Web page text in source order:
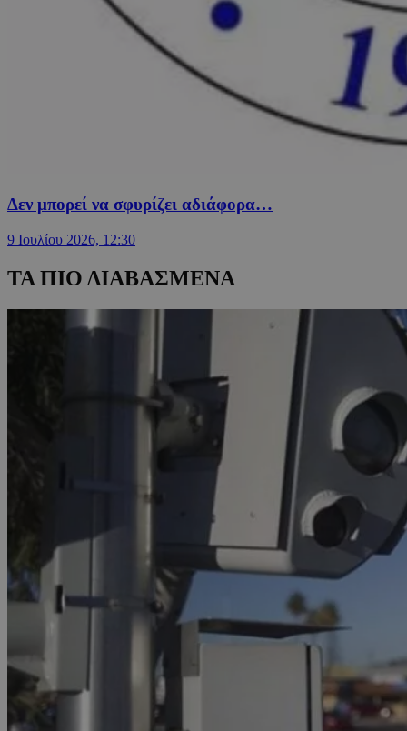
Δεν μπορεί να σφυρίζει αδιάφορα…
9 Ιουλίου 2026, 12:30
ΤΑ ΠΙΟ ΔΙΑΒΑΣΜΕΝΑ